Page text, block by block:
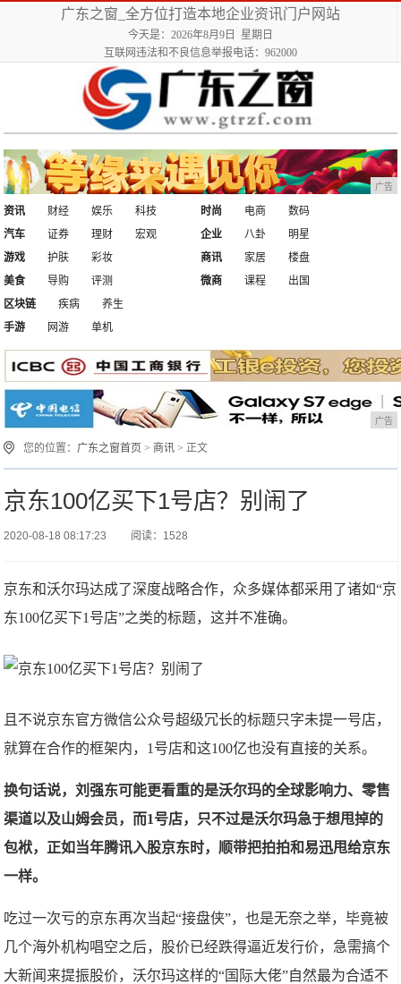
广东之窗_全方位打造本地企业资讯门户网站
今天是：2026年8月9日 星期日
互联网违法和不良信息举报电话：962000
广告
资讯 财经 娱乐
科技
汽车
证券 理财 宏观
时尚 电商
数码
企业
八卦
明星
游戏
护肤
彩妆
美食
导购 评测
商讯 家居
楼盘
微商
课程
出国
区块链
疾病
养生
手游
网游 单机
广告
您的位置： 广东之窗首页 > 商讯 > 正文
京东100亿买下1号店？别闹了
2020-08-18 08:17:23 阅读：1528
京东和沃尔玛达成了深度战略合作，众多媒体都采用了诸如“京
东100亿买下1号店”之类的标题，这并不准确。
且不说京东官方微信公众号超级冗长的标题只字未提一号店，
就算在合作的框架内，1号店和这100亿也没有直接的关系。
换句话说，刘强东可能更看重的是沃尔玛的全球影响力、零售
渠道以及山姆会员，而1号店，只不过是沃尔玛急于想甩掉的
包袱，正如当年腾讯入股京东时，顺带把拍拍和易迅甩给京东
一样。
吃过一次亏的京东再次当起“接盘侠”，也是无奈之举，毕竟被
几个海外机构唱空之后，股价已经跌得逼近发行价，急需搞个
大新闻来提振股价，沃尔玛这样的“国际大佬”自然最为合适不